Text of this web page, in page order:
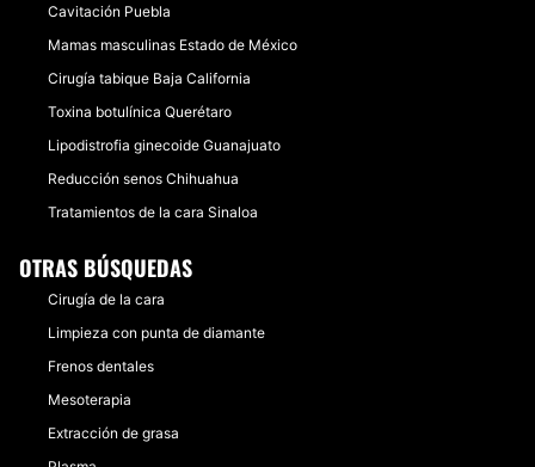
Cavitación Puebla
Mamas masculinas Estado de México
Cirugía tabique Baja California
Toxina botulínica Querétaro
Lipodistrofia ginecoide Guanajuato
Reducción senos Chihuahua
Tratamientos de la cara Sinaloa
OTRAS BÚSQUEDAS
Cirugía de la cara
Limpieza con punta de diamante
Frenos dentales
Mesoterapia
Extracción de grasa